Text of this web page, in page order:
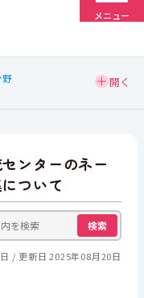
メニュー
野
ンターのネー
ついて
検索
更新日 2025年08月20日